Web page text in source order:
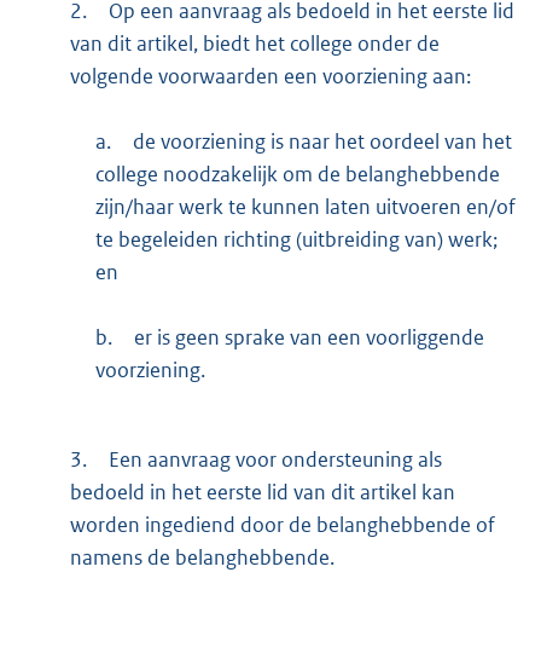
2.
Op een aanvraag als bedoeld in het eerste lid
van dit artikel, biedt het college onder de
volgende voorwaarden een voorziening aan:
a.
de voorziening is naar het oordeel van het
college noodzakelijk om de belanghebbende
zijn/haar werk te kunnen laten uitvoeren en/of
te begeleiden richting (uitbreiding van) werk;
en
b.
er is geen sprake van een voorliggende
voorziening.
3.
Een aanvraag voor ondersteuning als
bedoeld in het eerste lid van dit artikel kan
worden ingediend door de belanghebbende of
namens de belanghebbende.